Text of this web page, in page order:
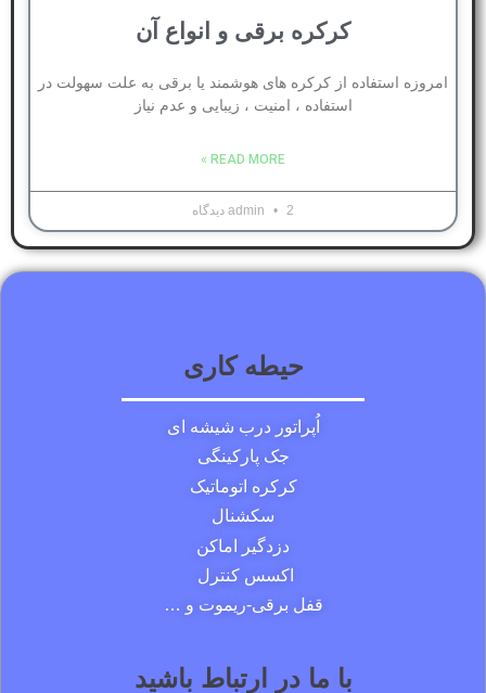
کرکره برقی و انواع آن
امروزه استفاده از کرکره های هوشمند یا برقی به علت سهولت در
استفاده ، امنیت ، زیبایی و عدم نیاز
READ MORE »
admin 2 دیدگاه
حیطه کاری
اُپراتور درب شیشه ای
جک پارکینگی
کرکره اتوماتیک
سکشنال
دزدگیر اماکن
اکسس کنترل
قفل برقی-ریموت و …
با ما در ارتباط باشید